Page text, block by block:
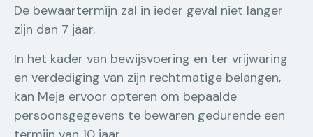
De bewaartermijn zal in ieder geval niet langer
zijn dan 7 jaar.
In het kader van bewijsvoering en ter vrijwaring
en verdediging van zijn rechtmatige belangen,
kan Meja ervoor opteren om bepaalde
persoonsgegevens te bewaren gedurende een